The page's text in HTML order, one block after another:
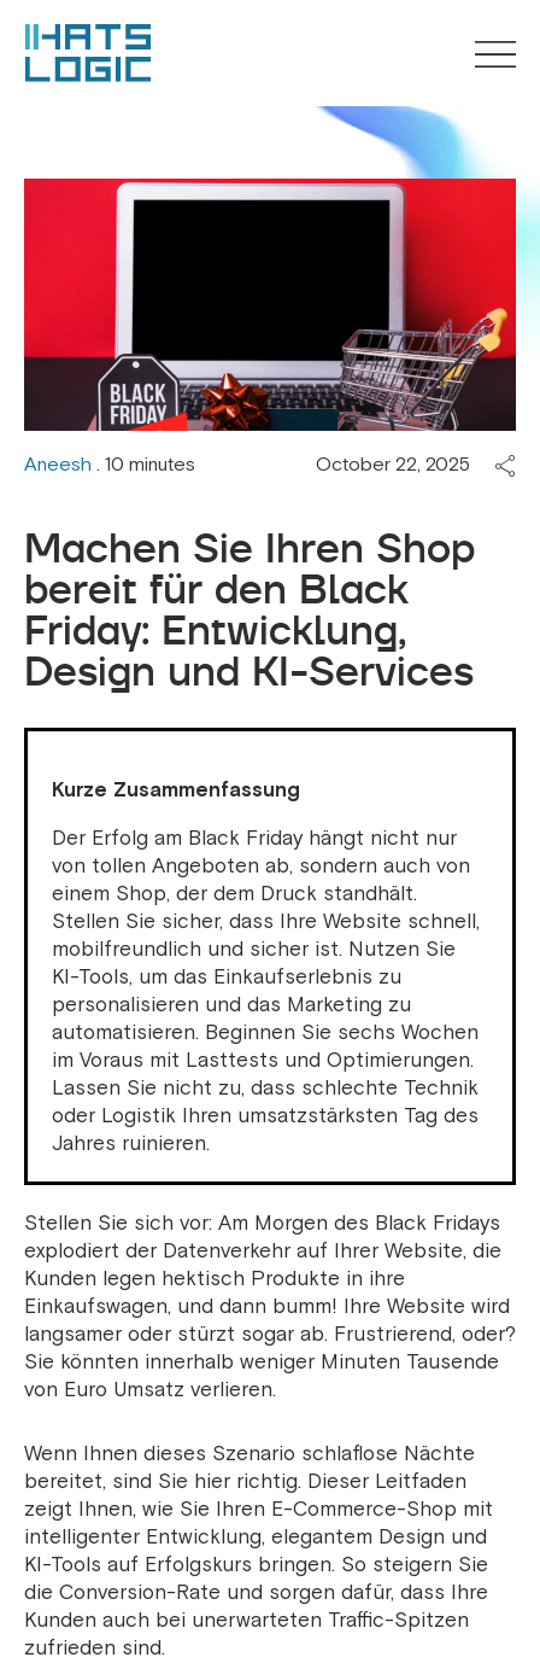
Aneesh . 10 minutes October 22, 2025
Machen Sie Ihren Shop
bereit für den Black
Friday: Entwicklung,
Design und KI-Services
Kurze Zusammenfassung
Der Erfolg am Black Friday hängt nicht nur
von tollen Angeboten ab, sondern auch von
einem Shop, der dem Druck standhält.
Stellen Sie sicher, dass Ihre Website schnell,
mobilfreundlich und sicher ist. Nutzen Sie
KI-Tools, um das Einkaufserlebnis zu
personalisieren und das Marketing zu
automatisieren. Beginnen Sie sechs Wochen
im Voraus mit Lasttests und Optimierungen.
Lassen Sie nicht zu, dass schlechte Technik
oder Logistik Ihren umsatzstärksten Tag des
Jahres ruinieren.
Stellen Sie sich vor: Am Morgen des Black Fridays
explodiert der Datenverkehr auf Ihrer Website, die
Kunden legen hektisch Produkte in ihre
Einkaufswagen, und dann bumm! Ihre Website wird
langsamer oder stürzt sogar ab. Frustrierend, oder?
Sie könnten innerhalb weniger Minuten Tausende
von Euro Umsatz verlieren.
Wenn Ihnen dieses Szenario schlaflose Nächte
bereitet, sind Sie hier richtig. Dieser Leitfaden
zeigt Ihnen, wie Sie Ihren E-Commerce-Shop mit
intelligenter Entwicklung, elegantem Design und
KI-Tools auf Erfolgskurs bringen. So steigern Sie
die Conversion-Rate und sorgen dafür, dass Ihre
Kunden auch bei unerwarteten Traffic-Spitzen
zufrieden sind.